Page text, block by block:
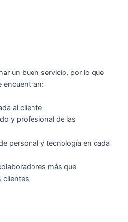
un buen servicio, por lo que
encuentran:
al cliente
y profesional de las
personal y tecnología en cada
más que
clientes